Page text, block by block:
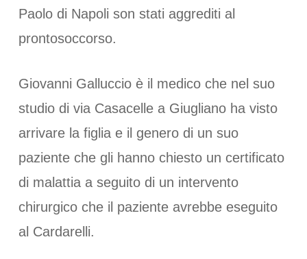
Paolo di Napoli son stati aggrediti al
prontosoccorso.
Giovanni Galluccio è il medico che nel suo
studio di via Casacelle a Giugliano ha visto
arrivare la figlia e il genero di un suo
paziente che gli hanno chiesto un certificato
di malattia a seguito di un intervento
chirurgico che il paziente avrebbe eseguito
al Cardarelli.